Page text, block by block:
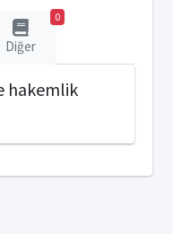
0
Diğer
hakemlik